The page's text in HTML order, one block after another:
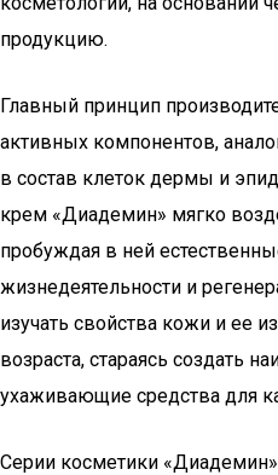
продукцию.
Главный принцип
активных компонентов,
в состав клеток дермы и
крем «Диадемин» мягко
пробуждая в ней
жизнедеятельности и
изучать свойства кожи и ее
возраста, стараясь создать
ухаживающие средства для
Серии косметики «Диадемин»